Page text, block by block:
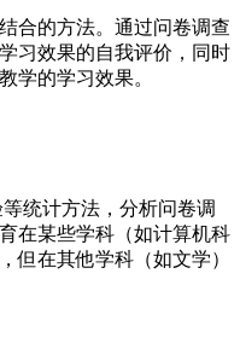
合的方法。通过问卷调查
习效果的自我评价，同时
学的学习效果。
统计方法，分析问卷调
在某些学科（如计算机科
但在其他学科（如文学）